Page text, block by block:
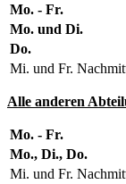
Mo. - Fr.
Mo. und Di.
Do.
Mi. und Fr.
Alle anderen
Mo. - Fr.
Mo., Di., Do.
Mi. und Fr.